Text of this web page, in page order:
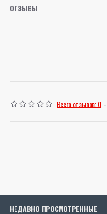
ОТЗЫВЫ
Всего отзывов: 0 -
НЕДАВНО ПРОСМОТРЕННЫЕ